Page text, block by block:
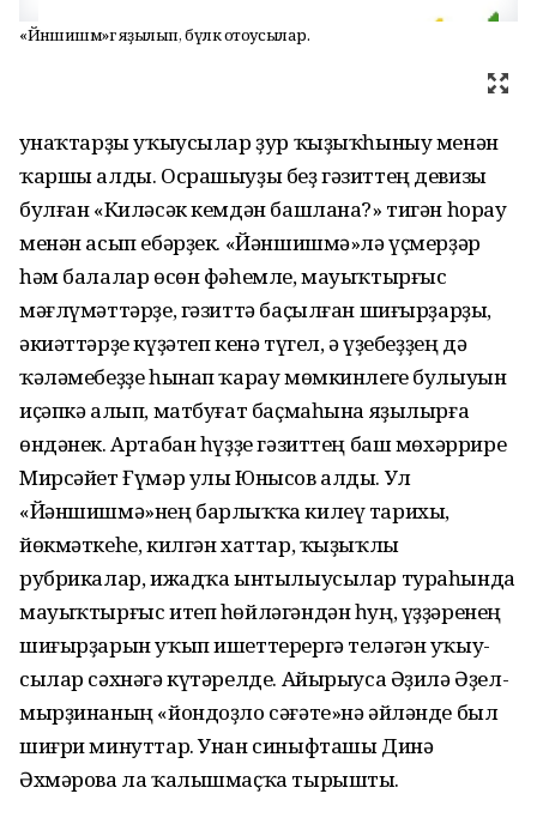
«Йәншишмә»гә яҙылып, бүләк отоусылар.
Ҡунаҡтарҙы уҡыусылар ҙур ҡыҙыҡһыныу менән
ҡаршы алды. Осрашыуҙы беҙ гәзиттең девизы
бул­ған «Киләсәк кемдән башлана?» тигән һорау
менән асып ебәрҙек. «Йәншишмә»лә үҫмерҙәр
һәм балалар өсөн фәһемле, мауыҡтырғыс
мәғлүмәттәр­ҙе, гәзиттә баҫылған ши­ғырҙарҙы,
әкиәттәрҙе кү­ҙәтеп кенә түгел, ә үҙебеҙ­ҙең дә
ҡәләмебеҙҙе һынап ҡарау мөмкинлеге булыуын
иҫәпкә алып, матбуғат баҫма­һына яҙылырға
өндәнек. Артабан һүҙҙе гәзиттең баш мөхәррире
Мирсәйет Ғүмәр улы Юнысов алды. Ул
«Йәншишмә»нең барлыҡҡа килеү тарихы,
йөкмәткеһе, килгән хаттар, ҡыҙыҡлы
рубрикалар, ижадҡа ынтылыу­сылар тура­һында
мауыҡ­тыр­ғыс итеп һөйләгәндән һуң, үҙ­ҙәренең
ши­ғыр­ҙарын уҡып ишеттерергә теләгән уҡыу­
сылар сәхнәгә күтәрелде. Айырыуса Әҙилә Әҙел­
мыр­ҙинаның «йондоҙло сәғәте»нә әйләнде был
шиғри минуттар. Унан синыфташы Ди­нә
Әхмәрова ла ҡалышмаҫҡа тырышты.